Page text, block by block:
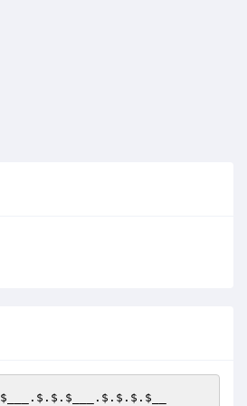
$___ .$.$. $___ .$.$.$. $__